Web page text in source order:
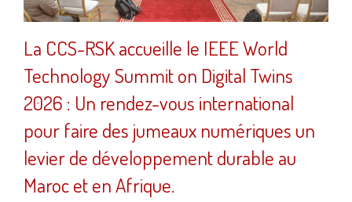
La CCS-RSK accueille le IEEE World
Technology Summit on Digital Twins
2026 : Un rendez-vous international
pour faire des jumeaux numériques un
levier de développement durable au
Maroc et en Afrique.